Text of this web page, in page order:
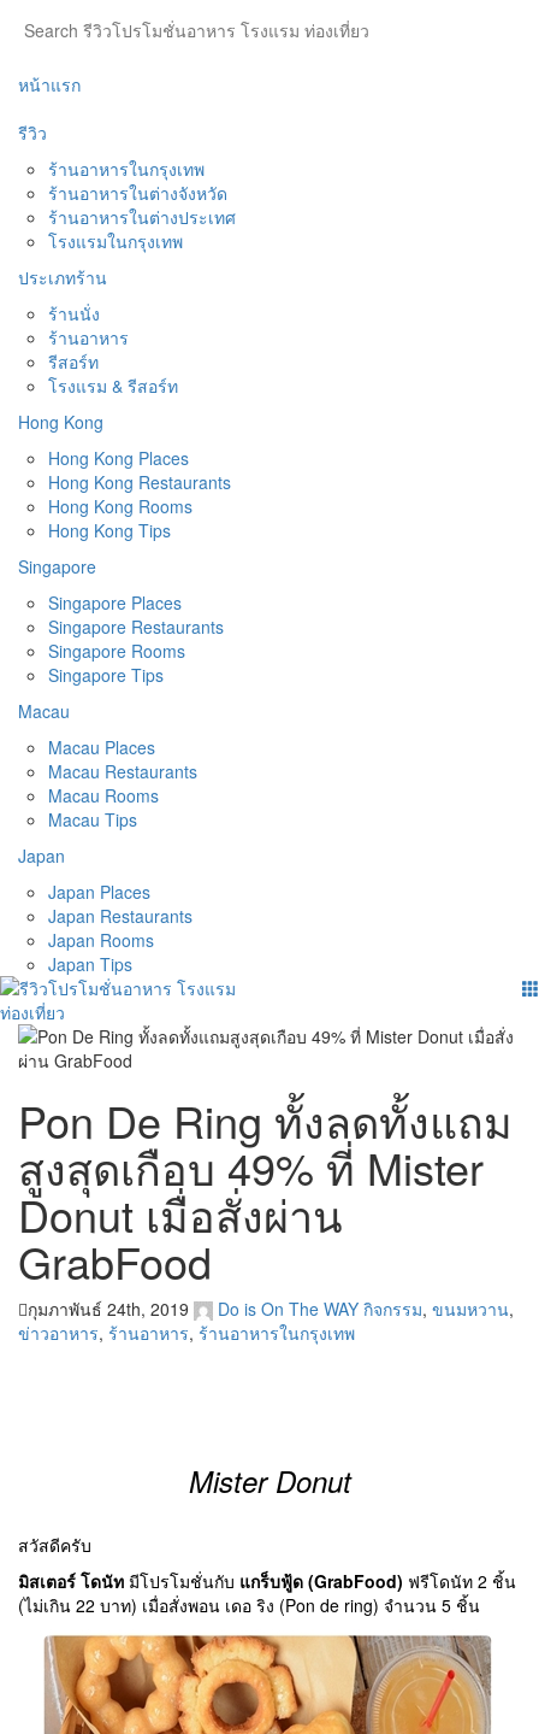
หน้าแรก
รีวิว
ร้านอาหารในกรุงเทพ
ร้านอาหารในต่างจังหวัด
ร้านอาหารในต่างประเทศ
โรงแรมในกรุงเทพ
ประเภทร้าน
ร้านนั่ง
ร้านอาหาร
รีสอร์ท
โรงแรม & รีสอร์ท
Hong Kong
Hong Kong Places
Hong Kong Restaurants
Hong Kong Rooms
Hong Kong Tips
Singapore
Singapore Places
Singapore Restaurants
Singapore Rooms
Singapore Tips
Macau
Macau Places
Macau Restaurants
Macau Rooms
Macau Tips
Japan
Japan Places
Japan Restaurants
Japan Rooms
Japan Tips
Pon De Ring ทั้งลดทั้งแถม
สูงสุดเกือบ 49% ที่ Mister
Donut เมื่อสั่งผ่าน
GrabFood
กุมภาพันธ์ 24th, 2019 Do is On The WAY กิจกรรม, ขนมหวาน,
ข่าวอาหาร, ร้านอาหาร, ร้านอาหารในกรุงเทพ
Mister Donut
สวัสดีครับ
มิสเตอร์ โดนัท มีโปรโมชั่นกับ แกร็บฟู้ด (GrabFood) ฟรีโดนัท 2 ชิ้น
(ไม่เกิน 22 บาท) เมื่อสั่งพอน เดอ ริง (Pon de ring) จำนวน 5 ชิ้น